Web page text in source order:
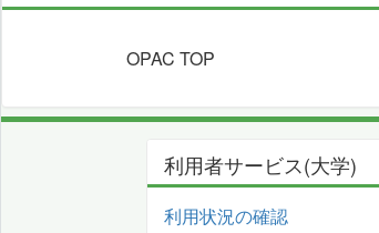
OPAC TOP
利用者サービス(大学)
利用状況の確認